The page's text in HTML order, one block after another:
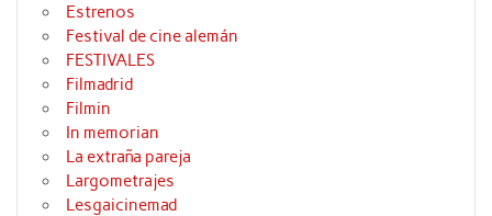
Estrenos
Festival de cine alemán
FESTIVALES
Filmadrid
Filmin
In memorian
La extraña pareja
Largometrajes
Lesgaicinemad